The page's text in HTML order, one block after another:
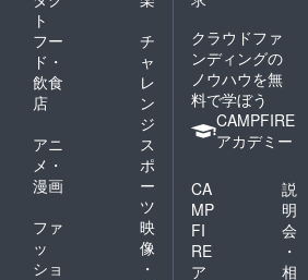
ト
フー
ド・
飲食
店
チ
ャ
レ
ン
ジ
アニ
メ・
漫画
ス
ポ
ー
ツ
ファ
ッ
ショ
映
像
・
クラウドファ
ンディングの
ノウハウを無
料で学ぼう
CAMPFIRE
アカデミー
CA
MP
FI
RE
ア
説
明
会
・
相